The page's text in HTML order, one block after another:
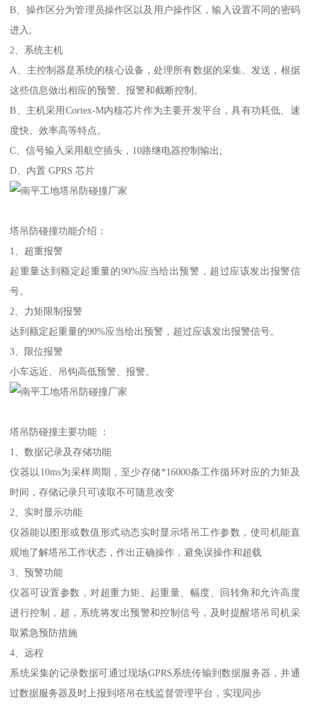
B、操作区分为管理员操作区以及用户操作区，输入设置不同的密码
进入;
2、系统主机
A、主控制器是系统的核心设备，处理所有数据的采集、发送，根据
这些信息做出相应的预警、报警和截断控制。
B、主机采用Cortex-M内核芯片作为主要开发平台，具有功耗低、速
度快、效率高等特点。
C、信号输入采用航空插头，10路继电器控制输出;
D、内置 GPRS 芯片
塔吊防碰撞功能介绍：
1、超重报警
起重量达到额定起重量的90%应当给出预警，超过应该发出报警信
号。
2、力矩限制报警
达到额定起重量的90%应当给出预警，超过应该发出报警信号。
3、限位报警
小车远近、吊钩高低预警、报警。
塔吊防碰撞主要功能 ：
1、数据记录及存储功能
仪器以10ms为采样周期，至少存储*16000条工作循环对应的力矩及
时间，存储记录只可读取不可随意改变
2、实时显示功能
仪器能以图形或数值形式动态实时显示塔吊工作参数，使司机能直
观地了解塔吊工作状态，作出正确操作，避免误操作和超载
3、预警功能
仪器可设置参数，对超重力矩、起重量、幅度、回转角和允许高度
进行控制，超，系统将发出预警和控制信号，及时提醒塔吊司机采
取紧急预防措施
4、远程
系统采集的记录数据可通过现场GPRS系统传输到数据服务器，并通
过数据服务器及时上报到塔吊在线监督管理平台，实现同步